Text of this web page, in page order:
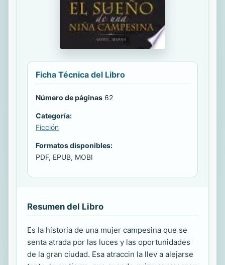
Ficha Técnica del Libro
Número de páginas 62
Categoría:
Ficción
Formatos disponibles:
PDF, EPUB, MOBI
Resumen del Libro
Es la historia de una mujer campesina que se
senta atrada por las luces y las oportunidades
de la gran ciudad. Esa atraccin la llev a alejarse